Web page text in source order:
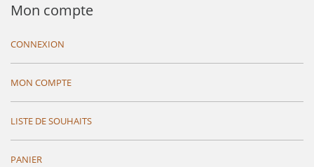
Mon compte
CONNEXION
MON COMPTE
LISTE DE SOUHAITS
PANIER